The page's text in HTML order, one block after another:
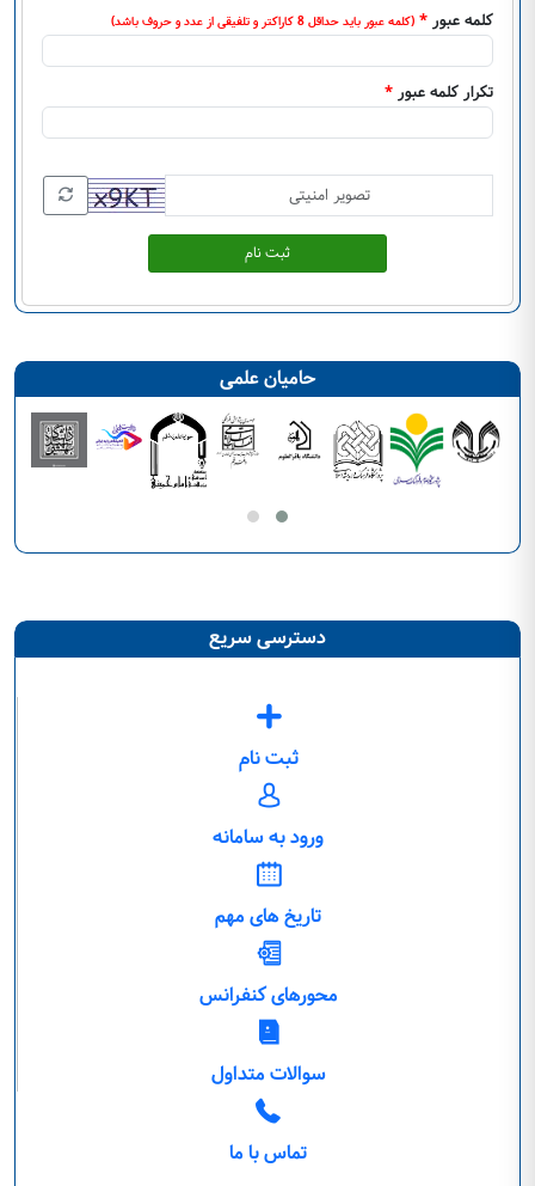
کلمه عبور * (کلمه عبور باید حداقل 8 کاراکتر و تلفیقی از عدد و حروف باشد)
تکرار کلمه عبور *
ثبت نام
حامیان علمی
دسترسی سریع
ثبت نام
ورود به سامانه
تاریخ های مهم
محورهای کنفرانس
سوالات متداول
تماس با ما